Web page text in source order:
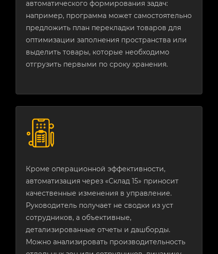
автоматического формирования задач:
например, программа может самостоятельно
предложить план перекладки товаров для
оптимизации заполнения пространства или
выделить товары, которые необходимо
отгрузить первыми по сроку хранения.
Кроме операционной эффективности,
автоматизация через «Склад 15» приносит
качественные изменения в управление.
Руководитель получает не сводки из уст
сотрудников, а объективные,
детализированные отчеты и дашборды.
Можно анализировать производительность